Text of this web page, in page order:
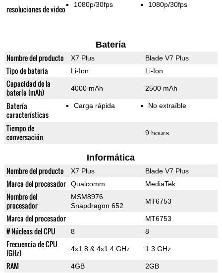
resoluciones de video 1080p/30fps 1080p/30fps
Batería
Nombre del producto X7 Plus Blade V7 Plus
Tipo de batería Li-Ion Li-Ion
Capacidad de la
batería (mAh)
4000 mAh 2500 mAh
Batería
características
Carga rápida No extraíble
Tiempo de
conversación
9 hours
Informática
Nombre del producto X7 Plus Blade V7 Plus
Marca del procesador Qualcomm MediaTek
Nombre del
procesador
MSM8976
Snapdragon 652
MT6753
Marca del procesador MT6753
# Núcleos del CPU 8 8
Frecuencia de CPU
(GHz)
4x1.8 & 4x1.4 GHz 1.3 GHz
RAM 4GB 2GB